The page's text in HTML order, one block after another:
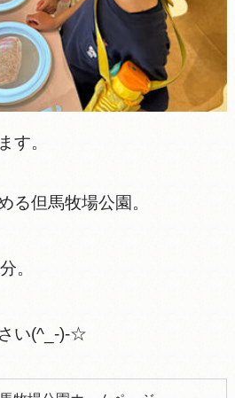
す。
る但馬牧場公園。
。
い(^_-)-☆